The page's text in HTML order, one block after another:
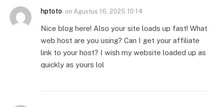
hptoto on Agustus 16, 2025 10:14
Nice blog here! Also your site loads up fast! What
web host are you using? Can I get your affiliate
link to your host? I wish my website loaded up as
quickly as yours lol